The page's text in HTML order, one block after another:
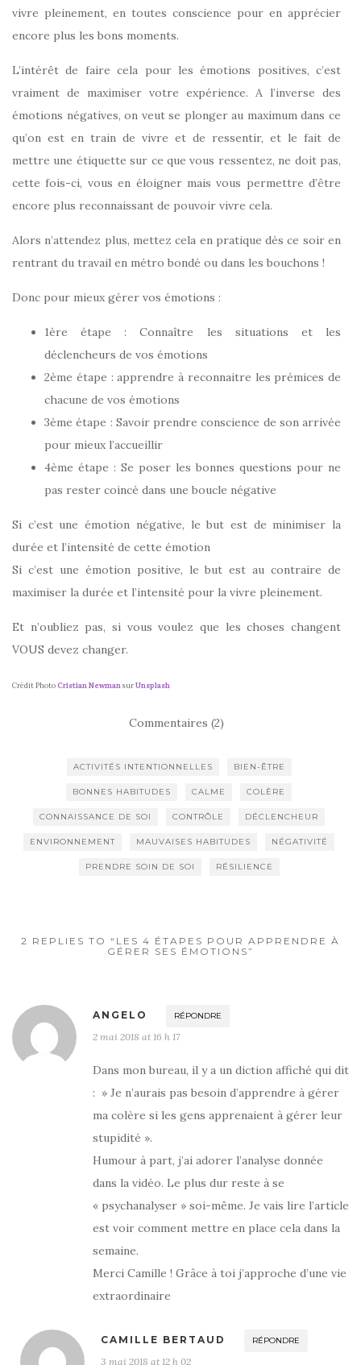
vivre pleinement, en toutes conscience pour en apprécier
encore plus les bons moments.
L’intérêt de faire cela pour les émotions positives, c’est
vraiment de maximiser votre expérience. A l’inverse des
émotions négatives, on veut se plonger au maximum dans ce
qu’on est en train de vivre et de ressentir, et le fait de
mettre une étiquette sur ce que vous ressentez, ne doit pas,
cette fois-ci, vous en éloigner mais vous permettre d’être
encore plus reconnaissant de pouvoir vivre cela.
Alors n’attendez plus, mettez cela en pratique dès ce soir en
rentrant du travail en métro bondé ou dans les bouchons !
Donc pour mieux gérer vos émotions :
1ère étape : Connaître les situations et les
déclencheurs de vos émotions
2ème étape : apprendre à reconnaitre les prémices de
chacune de vos émotions
3ème étape : Savoir prendre conscience de son arrivée
pour mieux l’accueillir
4ème étape : Se poser les bonnes questions pour ne
pas rester coincé dans une boucle négative
Si c’est une émotion négative, le but est de minimiser la
durée et l’intensité de cette émotion
Si c’est une émotion positive, le but est au contraire de
maximiser la durée et l’intensité pour la vivre pleinement.
Et n’oubliez pas, si vous voulez que les choses changent
VOUS devez changer.
Crédit PhotoCristian Newman surUnsplash
Commentaires (2)
ACTIVITÉS INTENTIONNELLES BIEN-ÊTRE
BONNES HABITUDES CALME COLÈRE
CONNAISSANCE DE SOI CONTRÔLE DÉCLENCHEUR
ENVIRONNEMENT MAUVAISES HABITUDES NÉGATIVITÉ
PRENDRE SOIN DE SOI RÉSILIENCE
2 REPLIES TO “LES 4 ÉTAPES POUR APPRENDRE À
GÉRER SES ÉMOTIONS”
ANGELO RÉPONDRE
2 mai 2018 at 16 h 17
Dans mon bureau, il y a un diction affiché qui dit
: » Je n’aurais pas besoin d’apprendre à gérer
ma colère si les gens apprenaient à gérer leur
stupidité ».
Humour à part, j’ai adorer l’analyse donnée
dans la vidéo. Le plus dur reste à se
« psychanalyser » soi-même. Je vais lire l’article
est voir comment mettre en place cela dans la
semaine.
Merci Camille ! Grâce à toi j’approche d’une vie
extraordinaire
CAMILLE BERTAUD RÉPONDRE
3 mai 2018 at 12 h 02